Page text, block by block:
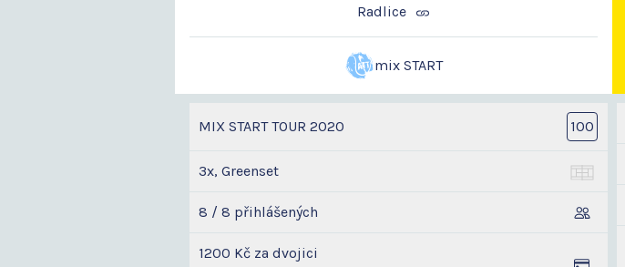
Radlice
mix START
MIX START TOUR 2020 100
3x, Greenset
8 / 8 přihlášených
1200 Kč za dvojici